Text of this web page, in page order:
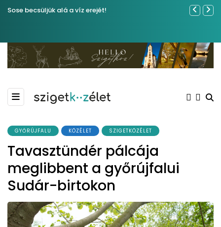
Sose becsüljük alá a víz erejét!
Közel
GYŐRÚJFALU KÖZÉLET SZIGETKÖZÉLET
Tavasztündér pálcája
meglibbent a győrújfalui
Sudár-birtokon